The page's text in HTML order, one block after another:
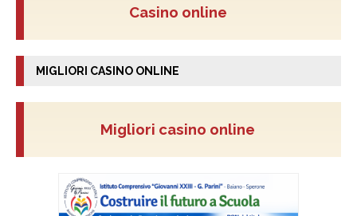
Casino online
MIGLIORI CASINO ONLINE
Migliori casino online